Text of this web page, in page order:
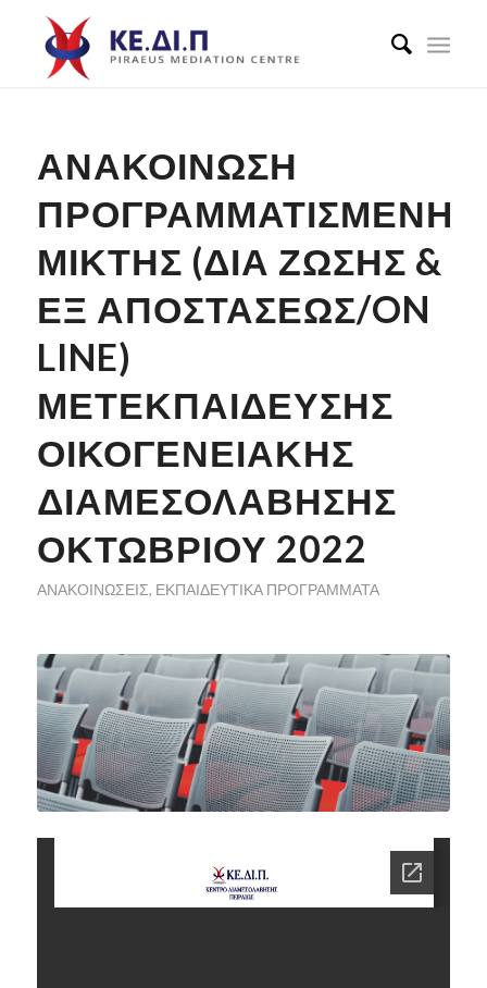
ΑΝΑΚΟΊΝΩΣΗ
ΠΡΟΓΡΑΜΜΑΤΙΣΜΈΝΗΣ
ΜΙΚΤΉΣ (ΔΙΑ ΖΏΣΗΣ &
ΕΞ ΑΠΟΣΤΆΣΕΩΣ/ON
LINE)
ΜΕΤΕΚΠΑΊΔΕΥΣΗΣ
ΟΙΚΟΓΕΝΕΙΑΚΉΣ
ΔΙΑΜΕΣΟΛΆΒΗΣΗΣ
ΟΚΤΩΒΡΙΟΥ 2022
ΑΝΑΚΟΙΝΏΣΕΙΣ, ΕΚΠΑΙΔΕΥΤΙΚΆ ΠΡΟΓΡΆΜΜΑΤΑ